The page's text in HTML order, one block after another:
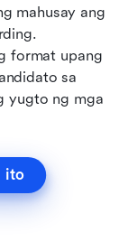
mahusay ang
format upang
sa
yugto ng mga
ito